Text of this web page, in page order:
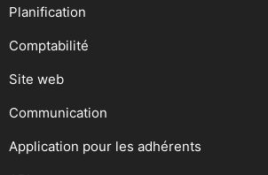
Planification
Comptabilité
Site web
Communication
Application pour les adhérents